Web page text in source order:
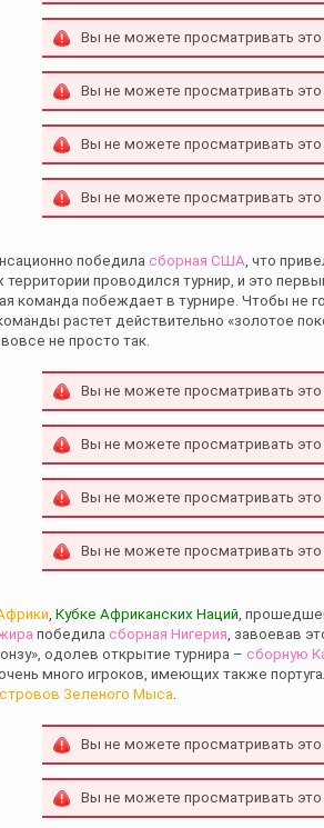
Вы не можете просматривать
Вы не можете просматривать
Вы не можете просматривать
Вы не можете просматривать
победила сборная США, что
территории проводился турнир, и это
команда побеждает в турнире. Чтобы не
растет действительно «золотое
не просто так.
Вы не можете просматривать
Вы не можете просматривать
Вы не можете просматривать
Вы не можете просматривать
, Кубке Африканских Наций,
победила сборная Нигерия, завоевав
одолев открытие турнира – сборную
много игроков, имеющих также
Зеленого Мыса.
Вы не можете просматривать
Вы не можете просматривать